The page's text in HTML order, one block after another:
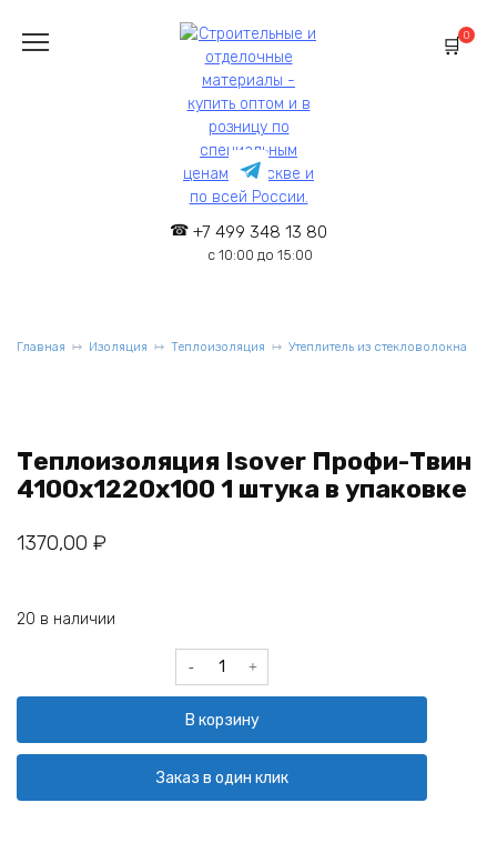
содержанию
+7 499 348 13 80
с 10:00 до 15:00
0
Главная Изоляция Теплоизоляция Утеплитель из стекловолокна
Теплоизоляция Isover Профи-Твин
4100х1220х100 1 штука в упаковке
1370,00 ₽
20 в наличии
Количество
товара
Isover
Профи-
Твин
4100х1220х100
В корзину
Заказ в один клик